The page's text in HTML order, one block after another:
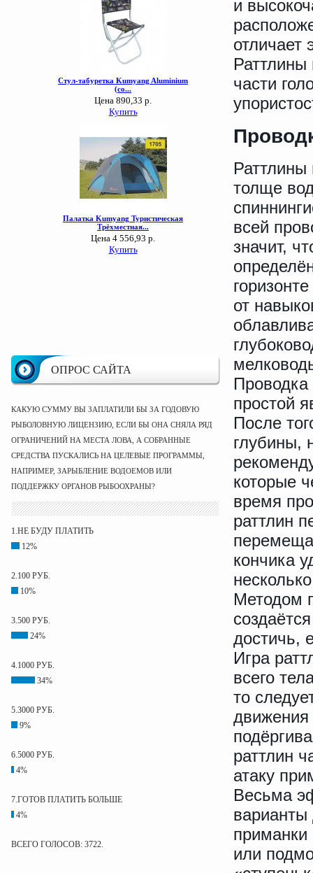
ОПРОС САЙТА
КАКУЮ СУММУ ВЫ ЗАПЛАТИЛИ БЫ ЗА ГОДОВУЮ
РЫБОЛОВНУЮ ЛИЦЕНЗИЮ, ЕСЛИ БЫ ОНА СНЯЛА РЯД
ОГРАНИЧЕНИЙ НА МЕСТА ЛОВА, А СОБРАННЫЕ
СРЕДСТВА ПУСКАЛИСЬ НА ЦЕЛЕВЫЕ ПРОГРАММЫ,
НАПРИМЕР, ЗАРЫБЛЕНИЕ ВОДОЕМОВ ИЛИ
ПОДДЕРЖКУ ОРГАНОВ РЫБООХРАНЫ?
1.НЕ БУДУ ПЛАТИТЬ
12%
2.100 РУБ.
10%
3.500 РУБ.
24%
4.1000 РУБ.
34%
5.3000 РУБ.
9%
6.5000 РУБ.
4%
7.ГОТОВ ПЛАТИТЬ БОЛЬШЕ
4%
ВСЕГО ГОЛОСОВ: 3722.
и
отличает
части
толще
всей
значит,
от
простой
После
глубины,
которые
время
раттлин
кончика
Методом
достичь,
Игра
всего
то
движения
раттлин
атаку
Весьма
варианты
приманки
или